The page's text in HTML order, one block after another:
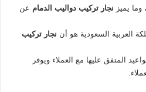
وما يميز نجار تركيب دواليب الدمام عن
العربية السعودية هو أن نجار تركيب
المتفق عليها مع العملاء ويوفر